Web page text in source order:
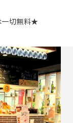
一切無料★